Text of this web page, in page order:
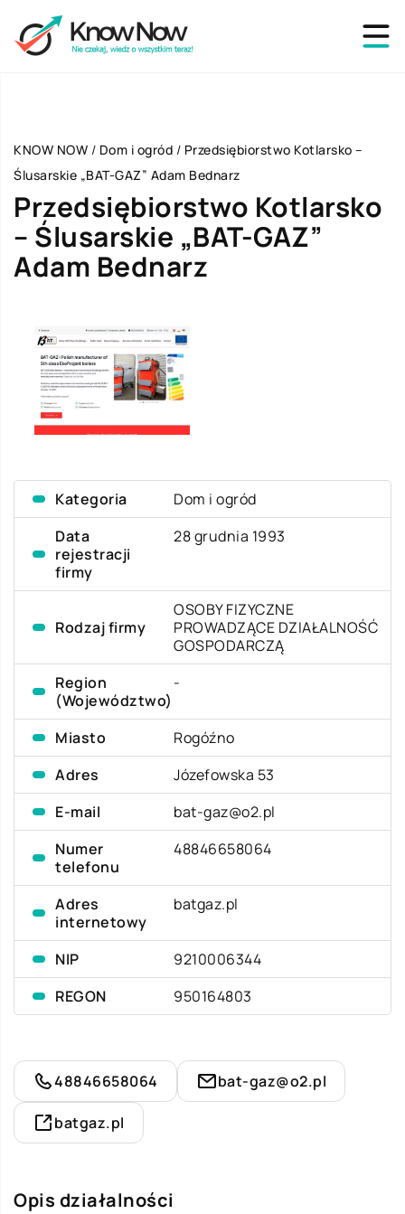
KNOW NOW / Dom i ogród / Przedsiębiorstwo Kotlarsko –
Ślusarskie „BAT-GAZ” Adam Bednarz
Przedsiębiorstwo Kotlarsko
– Ślusarskie „BAT-GAZ”
Adam Bednarz
Kategoria
Dom i ogród
Data
rejestracji
firmy
28 grudnia 1993
Rodzaj firmy
OSOBY FIZYCZNE
PROWADZĄCE DZIAŁALNOŚĆ
GOSPODARCZĄ
Region
(Województwo)
-
Miasto
Rogóźno
Adres
Józefowska 53
E-mail
bat-gaz@o2.pl
Numer
telefonu
48846658064
Adres
internetowy
batgaz.pl
NIP
9210006344
REGON
950164803
48846658064 bat-gaz@o2.pl
batgaz.pl
Opis działalności